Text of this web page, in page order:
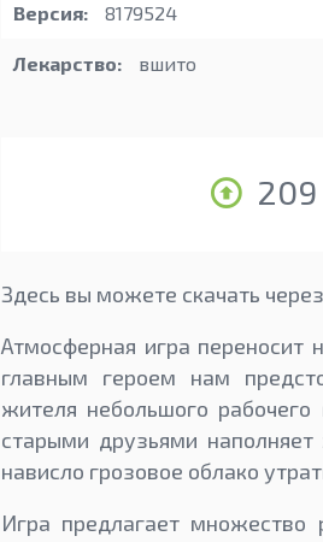
Версия: 8179524
Лекарство: вшито
209
Здесь вы можете скачать
Атмосферная игра переносит
главным героем нам
жителя небольшого
старыми друзьями
нависло грозовое облако
Игра предлагает множество